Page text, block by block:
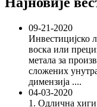
09-21-2020
Инвестицијско
воска или
метала за
сложених
димензија ....
04-03-2020
1. Одлична